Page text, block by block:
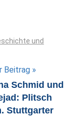
und
Beitrag
Schmid und
Plitsch
Stuttgarter